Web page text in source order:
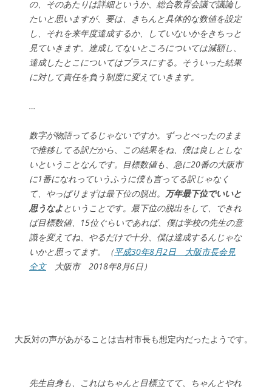
の、そのあたりは詳細というか、総合教育会議で議論し
たいと思いますが、要は、きちんと具体的な数値を設定
し、それを来年度達成するか、していないかをきちっと
見ていきます。達成してないところについては減額し、
達成したとこについてはプラスにする。そういった結果
に対して責任を負う制度に変えていきます。
…
数字が物語ってるじゃないですか。ずっとべったのまま
で推移してる訳だから、この結果をね、僕は良しとしな
いということなんです。目標数値も、急に20番の大阪市
に1番になれっていうふうに僕も言ってる訳じゃなく
て、やっぱりまずは最下位の脱出。 万年最下位でいいと
思うなよということです。最下位の脱出をして、できれ
ば目標数値、15位ぐらいであれば、僕は学校の先生の意
識を変えてね、やるだけで十分、僕は達成するんじゃな
いかと思ってます。（平成30年8月2日 大阪市長会見
全文大阪市 2018年8月6日）
大反対の声があがることは吉村市長も想定内だったようです。
先生自身も、これはちゃんと目標立てて、ちゃんとやれ